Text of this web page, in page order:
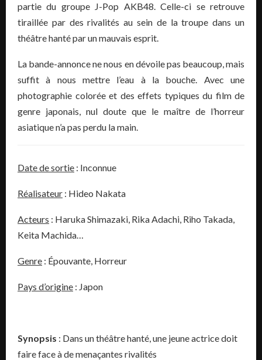
partie du groupe J-Pop AKB48. Celle-ci se retrouve
tiraillée par des rivalités au sein de la troupe dans un
théâtre hanté par un mauvais esprit.
La bande-annonce ne nous en dévoile pas beaucoup, mais
suffit à nous mettre l’eau à la bouche. Avec une
photographie colorée et des effets typiques du film de
genre japonais, nul doute que le maître de l’horreur
asiatique n’a pas perdu la main.
Date de sortie : Inconnue
Réalisateur : Hideo Nakata
Acteurs : Haruka Shimazaki, Rika Adachi, Riho Takada,
Keita Machida…
Genre : Épouvante, Horreur
Pays d’origine : Japon
Synopsis : Dans un théâtre hanté, une jeune actrice doit
faire face à de menaçantes rivalités